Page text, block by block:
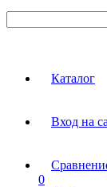
Каталог
Вход на
0